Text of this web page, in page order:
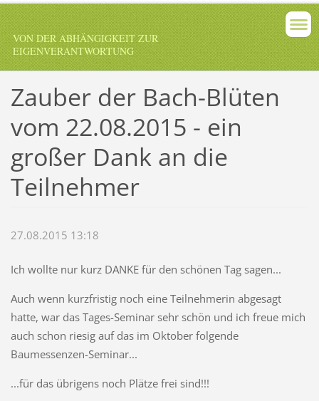
VON DER ABHÄNGIGKEIT ZUR
EIGENVERANTWORTUNG
Zauber der Bach-Blüten
vom 22.08.2015 - ein
großer Dank an die
Teilnehmer
27.08.2015 13:18
Ich wollte nur kurz DANKE für den schönen Tag sagen...
Auch wenn kurzfristig noch eine Teilnehmerin abgesagt
hatte, war das Tages-Seminar sehr schön und ich freue mich
auch schon riesig auf das im Oktober folgende
Baumessenzen-Seminar...
...für das übrigens noch Plätze frei sind!!!